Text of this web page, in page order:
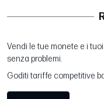
Vendi le tue monete e i
senza problemi.
Goditi tariffe competitive